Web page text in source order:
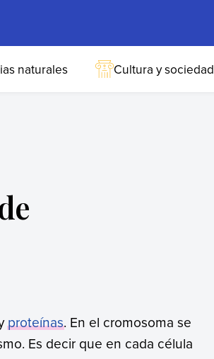
naturales Cultura y sociedad
proteínas. En el cromosoma se
Es decir que en cada célula